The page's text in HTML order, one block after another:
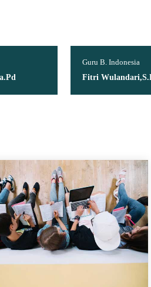
Guru B. Indonesia
Fitri